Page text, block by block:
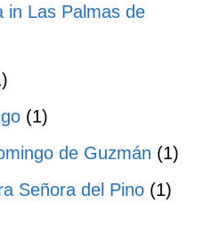
in Las Palmas de
(1)
de Guzmán (1)
Señora del Pino (1)